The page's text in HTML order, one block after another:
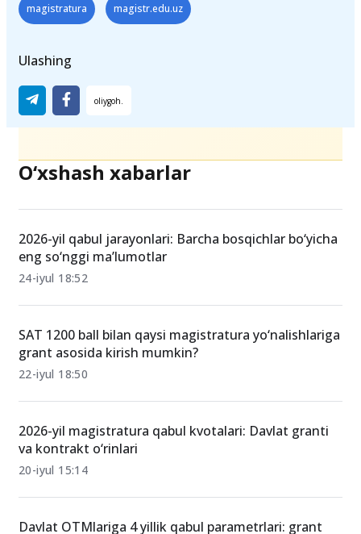
Teglar
magistratura
Ulashing
O‘xshash xabarlar
eng so‘nggi ma’lumotlar
24-iyul 18:52
grant asosida kirish mumkin?
22-iyul 18:50
va kontrakt o‘rinlari
20-iyul 15:14